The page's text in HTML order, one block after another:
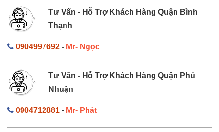
Tư Vấn - Hỗ Trợ Khách Hàng Quận Bình
Thạnh
0904997692 - Mr- Ngọc
Tư Vấn - Hỗ Trợ Khách Hàng Quận Phú
Nhuận
0904712881 - Mr- Phát